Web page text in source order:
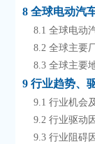
8 全球电动汽
8.1 全球
8.2 全球
8.3 全球
9 行业趋势、
9.1 行业机
9.2 行业驱动
9.3 行业阻碍